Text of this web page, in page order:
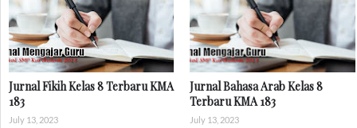
Jurnal Fikih Kelas 8 Terbaru KMA
183
July 13, 2023
Jurnal Bahasa Arab Kelas 8
Terbaru KMA 183
July 13, 2023